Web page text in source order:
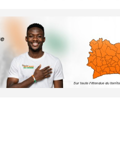
Côte d'Ivoire :
2026,
battant de la